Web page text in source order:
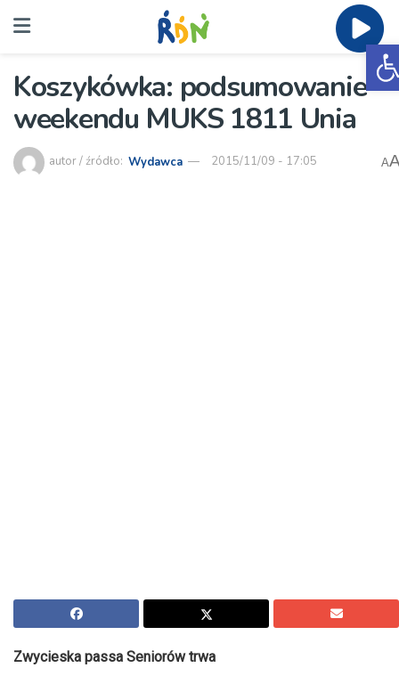
Koszykówka: podsumowanie
weekendu MUKS 1811 Unia
autor / źródło: Wydawca 2015/11/09 - 17:05 A
Zwycieska passa Seniorów trwa